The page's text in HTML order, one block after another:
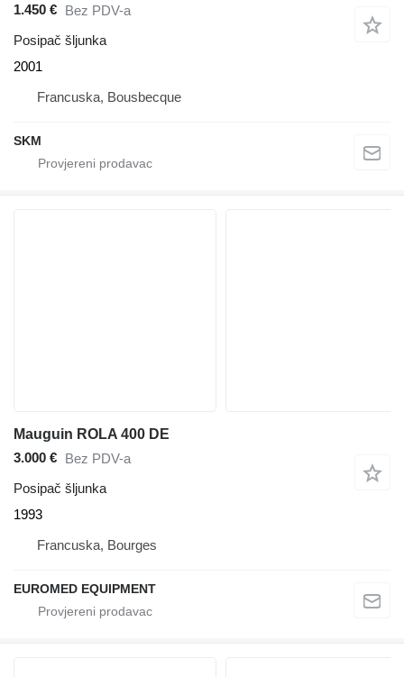
1.450 € Bez PDV-a
Posipač šljunka
2001
Francuska, Bousbecque
SKM
Mauguin ROLA 400 DE
3.000 €
Bez PDV-a
Posipač šljunka
1993
Francuska, Bourges
EUROMED EQUIPMENT